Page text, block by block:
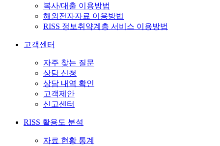
복사/대출 이용방법
해외전자자료 이용방법
RISS 정보취약계층 서비스 이용방법
고객센터
자주 찾는 질문
상담 신청
상담 내역 확인
고객제안
신고센터
RISS 활용도 분석
자료 현황 통계